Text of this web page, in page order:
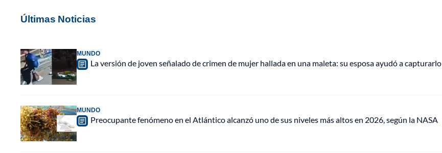
Últimas Noticias
MUNDO
La versión de joven señalado de crimen de mujer hallada en una maleta: su esposa ayudó a capturarlo
MUNDO
Preocupante fenómeno en el Atlántico alcanzó uno de sus niveles más altos en 2026, según la NASA